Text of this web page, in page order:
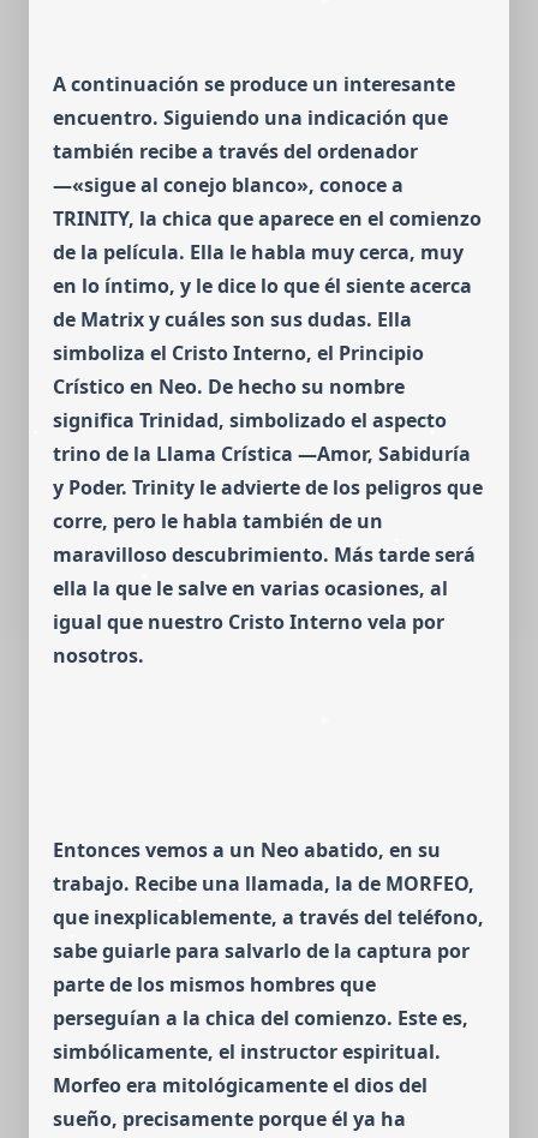
A continuación se produce un interesante
encuentro. Siguiendo una indicación que
también recibe a través del ordenador
—«sigue al conejo blanco», conoce a
TRINITY, la chica que aparece en el comienzo
de la película. Ella le habla muy cerca, muy
en lo íntimo, y le dice lo que él siente acerca
de Matrix y cuáles son sus dudas. Ella
simboliza el Cristo Interno, el Principio
Crístico en Neo. De hecho su nombre
significa Tri­ni­dad, simbolizado el aspecto
trino de la Llama Crística —Amor, Sabiduría
y Poder. Trinity le advierte de los peligros que
corre, pero le habla también de un
maravilloso descubrimiento. Más tarde será
ella la que le salve en varias ocasiones, al
igual que nuestro Cristo Interno vela por
nosotros.
Entonces vemos a un Neo abatido, en su
trabajo. Recibe una llamada, la de MORFEO,
que inexplicablemente, a través del teléfono,
sabe guiarle para salvarlo de la captura por
parte de los mismos hombres que
perseguían a la chica del comienzo. Este es,
simbólicamente, el instructor espiritual.
Morfeo era mitológi­ca­men­te el dios del
sueño, precisamente porque él ya ha